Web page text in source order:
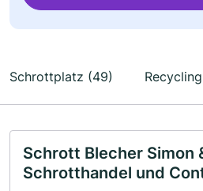
Schrottplatz (49)
Schrott Blecher Simon
Schrotthandel und